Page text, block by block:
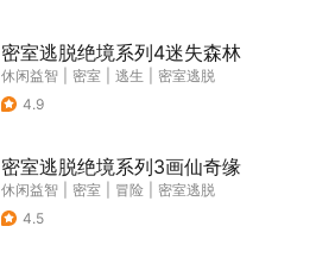
密室逃脱绝境系列4迷失森林
休闲益智 密室 逃生
密室逃脱
4.9
密室逃脱绝境系列3画仙奇缘
休闲益智 密室 冒险
密室逃脱
4.5